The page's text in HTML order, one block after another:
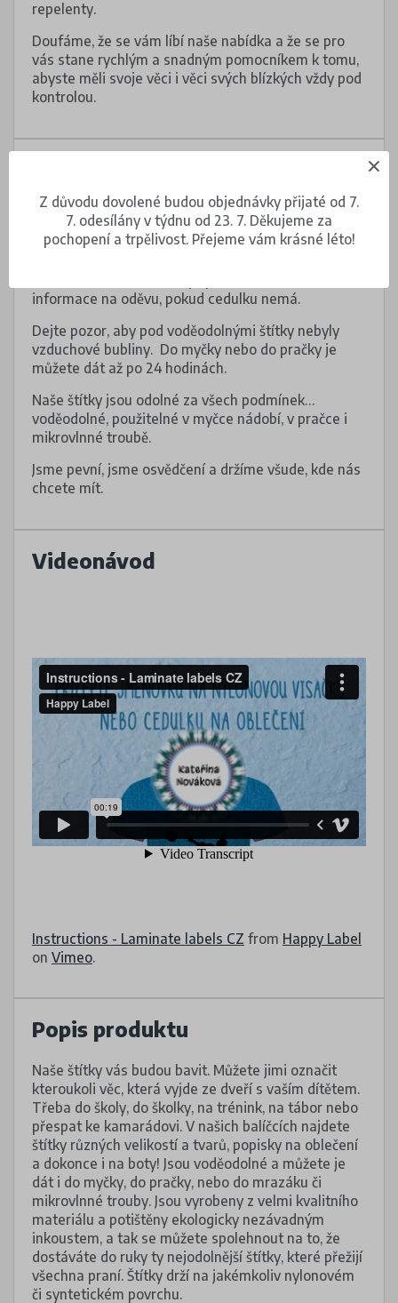
repelenty.
Doufáme, že se vám líbí naše nabídka a že se pro
vás stane rychlým a snadným pomocníkem k tomu,
abyste měli svoje věci i věci svých blízkých vždy pod
kontrolou.
Štítky vhodné do myčky nádobí nalepte na čistý,
suchý a hladký povrch.
informace na oděvu, pokud cedulku nemá.
Dejte pozor, aby pod voděodolnými štítky nebyly
vzduchové bubliny. Do myčky nebo do pračky je
můžete dát až po 24 hodinách.
Naše štítky jsou odolné za všech podmínek…
voděodolné, použitelné v myčce nádobí, v pračce i
mikrovlnné troubě.
Jsme pevní, jsme osvědčení a držíme všude, kde nás
chcete mít.
Videonávod
Instructions - Laminate labels CZ from Happy Label
on Vimeo
Popis produktu
Naše štítky vás budou bavit. Můžete jimi označit
kteroukoli věc, která vyjde ze dveří s vaším dítětem.
Třeba do školy, do školky, na trénink, na tábor nebo
přespat ke kamarádovi. V našich balíčcích najdete
štítky různých velikostí a tvarů, popisky na oblečení
a dokonce i na boty! Jsou voděodolné a můžete je
dát i do myčky, do pračky, nebo do mrazáku či
mikrovlnné trouby. Jsou vyrobeny z velmi kvalitního
materiálu a potištěny ekologicky nezávadným
inkoustem, a tak se můžete spolehnout na to, že
dostáváte do ruky ty nejodolnější štítky, které přežijí
všechna praní. Štítky drží na jakémkoliv nylonovém
či syntetickém povrchu.
Z důvodu dovolené budou objednávky přijaté od 7.
7. odesílány v týdnu od 23. 7. Děkujeme za
pochopení a trpělivost. Přejeme vám krásné léto!